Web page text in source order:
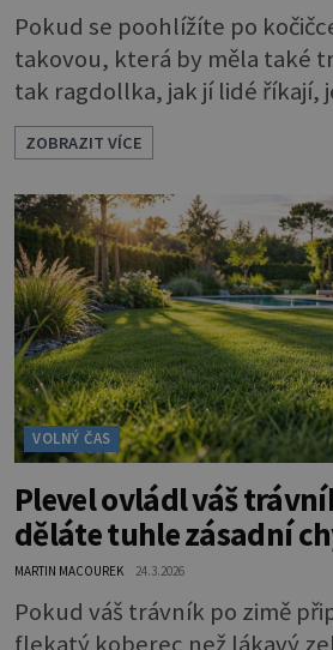
Pokud se poohlížíte po
takovou, která by měla také
tak ragdollka, jak jí lidé říkají,
volba. Ne nadarmo se jí říká také
krásné modré oči, které vás
jemný kožíšek. A je opravdu
asi první dojem. Kocour může
kilogramů, kočička jen o
a chlupatý oca
ZOBRAZIT VÍCE
VOLNÝ ČAS
Plevel ovládl váš
děláte tuhle zásadní
MARTIN MACOUREK 24.3.2026
Pokud váš trávník po zimě